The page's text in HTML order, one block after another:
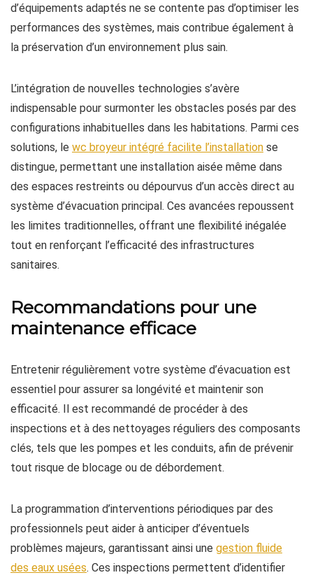
d’équipements adaptés ne se contente pas d’optimiser les
performances des systèmes, mais contribue également à
la préservation d’un environnement plus sain.
L’intégration de nouvelles technologies s’avère
indispensable pour surmonter les obstacles posés par des
configurations inhabituelles dans les habitations. Parmi ces
solutions, le wc broyeur intégré facilite l’installation se
distingue, permettant une installation aisée même dans
des espaces restreints ou dépourvus d’un accès direct au
système d’évacuation principal. Ces avancées repoussent
les limites traditionnelles, offrant une flexibilité inégalée
tout en renforçant l’efficacité des infrastructures
sanitaires.
Recommandations pour une
maintenance efficace
Entretenir régulièrement votre système d’évacuation est
essentiel pour assurer sa longévité et maintenir son
efficacité. Il est recommandé de procéder à des
inspections et à des nettoyages réguliers des composants
clés, tels que les pompes et les conduits, afin de prévenir
tout risque de blocage ou de débordement.
La programmation d’interventions périodiques par des
professionnels peut aider à anticiper d’éventuels
problèmes majeurs, garantissant ainsi une gestion fluide
des eaux usées. Ces inspections permettent d’identifier